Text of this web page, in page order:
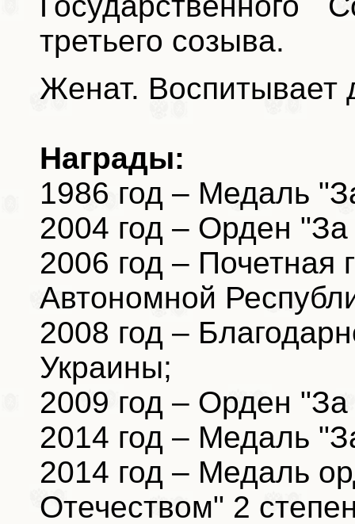
третьего созыва.
Женат. Воспитывает
Награды:
1986 год – Медаль
2004 год – Орден "За
2006 год –
Автономной
2008 год –
Украины;
2009 год – Орден
2014 год – Медаль
2014 год – Медаль
Отечеством" 2